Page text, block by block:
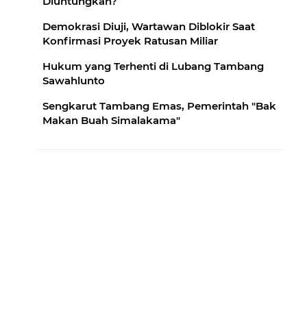
Demokrasi Diuji, Wartawan Diblokir Saat
Konfirmasi Proyek Ratusan Miliar
Hukum yang Terhenti di Lubang Tambang
Sawahlunto
Sengkarut Tambang Emas, Pemerintah "Bak
Makan Buah Simalakama"